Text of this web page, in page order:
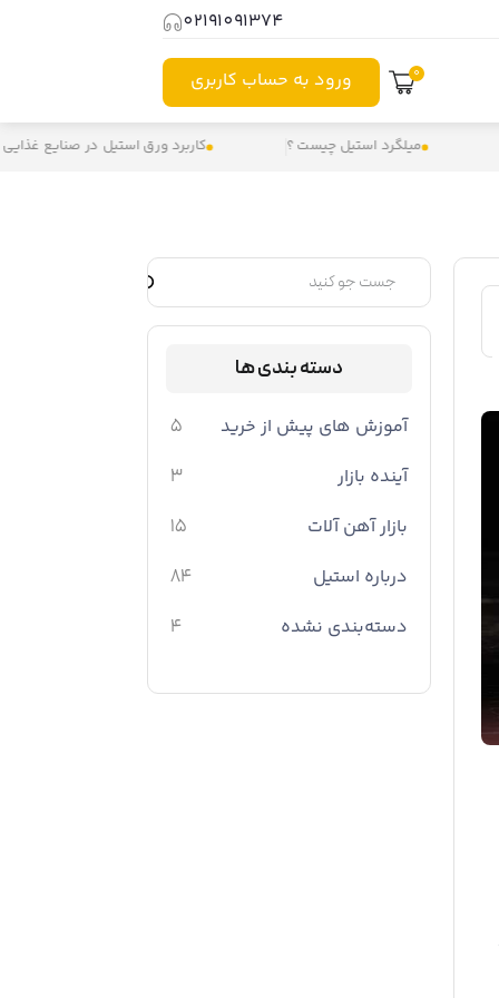
02191091374
0 ورود به حساب کاربری
استیل چیست ؟ کاربرد ورق استیل در صنایع غذایی چیست؟
دسته بندی ها
آموزش های پیش از خرید 5
آینده بازار 3
بازار آهن آلات 15
درباره استیل 84
دسته‌بندی نشده 4